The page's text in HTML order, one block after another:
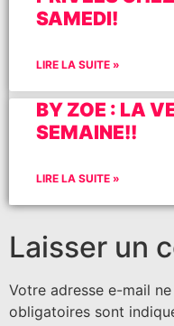
SAMEDI!
LIRE LA SUITE »
BY ZOE : LA
SEMAINE!!
LIRE LA SUITE »
Laisser un
Votre adresse e-mail
obligatoires sont